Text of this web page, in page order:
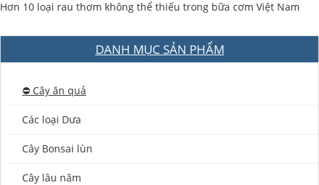
Hơn 10 loại rau thơm không thể thiếu trong bữa cơm Việt Nam
DANH MỤC SẢN PHẨM
⛔️ Cây ăn quả
Các loại Dưa
Cây Bonsai lùn
Cây lâu năm